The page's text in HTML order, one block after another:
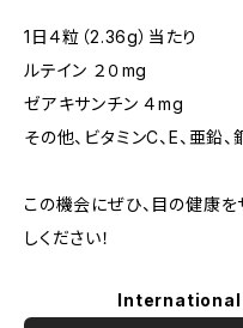
1日４粒（2.36g）当たり
ルテイン ２０mg
ゼアキサンチン ４mg
その他、ビタミンC、E、亜鉛
この機会にぜひ、目の健康を
しください！